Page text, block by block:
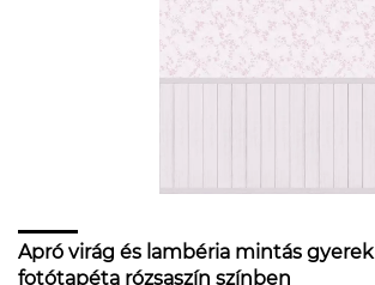
Apró virág és lambéria mintás gyerek
fotótapéta rózsaszín színben